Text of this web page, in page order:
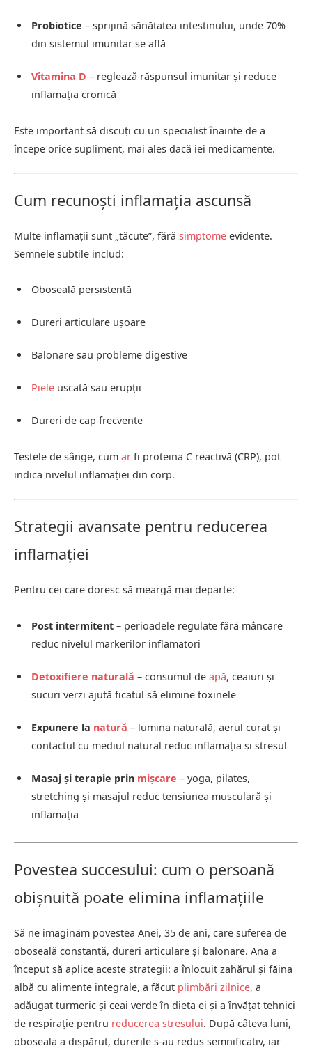
Probiotice – sprijină sănătatea intestinului, unde 70%
din sistemul imunitar se află
Vitamina D – reglează răspunsul imunitar și reduce
inflamația cronică
Este important să discuți cu un specialist înainte de a
începe orice supliment, mai ales dacă iei medicamente.
Cum recunoști inflamația ascunsă
Multe inflamații sunt „tăcute”, fără simptome evidente.
Semnele subtile includ:
Oboseală persistentă
Dureri articulare ușoare
Balonare sau probleme digestive
Piele uscată sau erupții
Dureri de cap frecvente
Testele de sânge, cum ar fi proteina C reactivă (CRP), pot
indica nivelul inflamației din corp.
Strategii avansate pentru reducerea
inflamației
Pentru cei care doresc să meargă mai departe:
Post intermitent – perioadele regulate fără mâncare
reduc nivelul markerilor inflamatori
Detoxifiere naturală – consumul de apă, ceaiuri și
sucuri verzi ajută ficatul să elimine toxinele
Expunere la natură – lumina naturală, aerul curat și
contactul cu mediul natural reduc inflamația și stresul
Masaj și terapie prin mișcare – yoga, pilates,
stretching și masajul reduc tensiunea musculară și
inflamația
Povestea succesului: cum o persoană
obișnuită poate elimina inflamațiile
Să ne imaginăm povestea Anei, 35 de ani, care suferea de
oboseală constantă, dureri articulare și balonare. Ana a
început să aplice aceste strategii: a înlocuit zahărul și făina
albă cu alimente integrale, a făcut plimbări zilnice, a
adăugat turmeric și ceai verde în dieta ei și a învățat tehnici
de respirație pentru reducerea stresului. După câteva luni,
oboseala a dispărut, durerile s-au redus semnificativ, iar